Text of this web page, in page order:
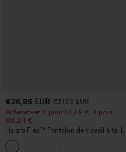
€26,95 EUR €31,95 EUR
Achetez-en 2 pour 52,62 €, 4 pour
105,24 €
Halara Flex™ Pantalon de travail à taille
haute, jambe large, avec poches, en
maille gaufrée